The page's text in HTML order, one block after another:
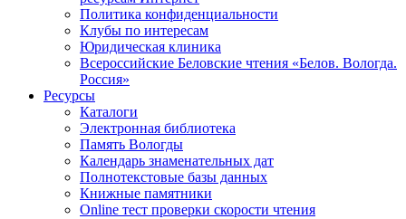
Политика конфиденциальности
Клубы по интересам
Юридическая клиника
Всероссийские Беловские чтения «Белов. Вологда.
Россия»
Ресурсы
Каталоги
Электронная библиотека
Память Вологды
Календарь знаменательных дат
Полнотекстовые базы данных
Книжные памятники
Online тест проверки скорости чтения